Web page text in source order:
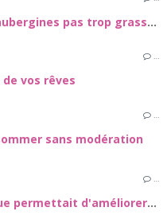
Des astuces pour cuisiner des aubergines pas trop grasses
…
vos rêves
…
sans modération
…
Et si dynamiser l'eau domestique permettait d'améliorer les performances des sportifs ?